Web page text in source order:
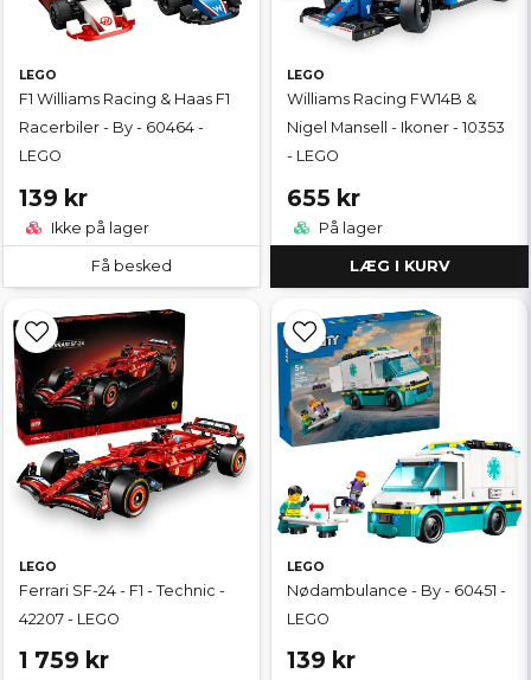
LEGO
F1 Williams Racing & Haas F1
Racerbiler - By - 60464 -
LEGO
139 kr
Ikke på lager
Få besked
LEGO
Williams Racing FW14B &
Nigel Mansell - Ikoner - 10353
- LEGO
655 kr
På lager
LÆG I KURV
LEGO
Ferrari SF-24 - F1 - Technic -
42207 - LEGO
1 759 kr
LEGO
Nødambulance - By - 60451 -
LEGO
139 kr